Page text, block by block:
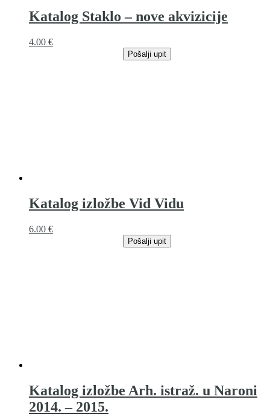
Katalog Staklo – nove akvizicije
4.00 €
Pošalji upit
Katalog izložbe Vid Vidu
6.00 €
Pošalji upit
Katalog izložbe Arh. istraž. u Naroni
2014. – 2015.